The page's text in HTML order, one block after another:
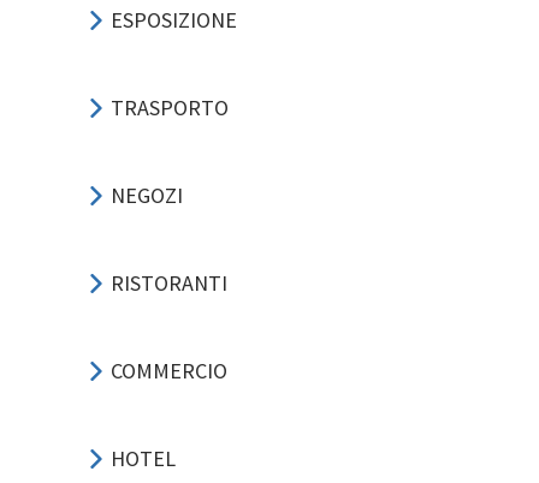
ESPOSIZIONE
TRASPORTO
NEGOZI
RISTORANTI
COMMERCIO
HOTEL